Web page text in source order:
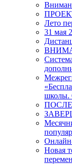
Лето
31 мая
школы.
Новая